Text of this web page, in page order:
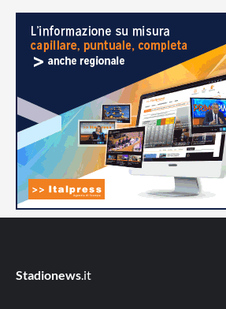
Stadionews.it